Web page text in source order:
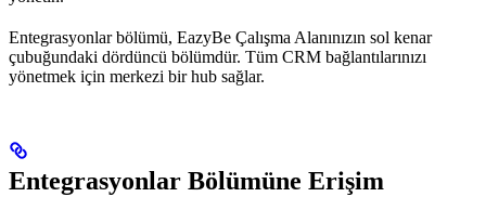
Entegrasyonlar bölümü, EazyBe Çalışma Alanınızın sol kenar
çubuğundaki dördüncü bölümdür. Tüm CRM bağlantılarınızı
yönetmek için merkezi bir hub sağlar.
Entegrasyonlar Bölümüne Erişim